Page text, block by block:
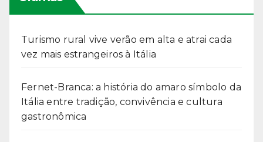
Turismo rural vive verão em alta e atrai cada
vez mais estrangeiros à Itália
Fernet-Branca: a história do amaro símbolo da
Itália entre tradição, convivência e cultura
gastronômica